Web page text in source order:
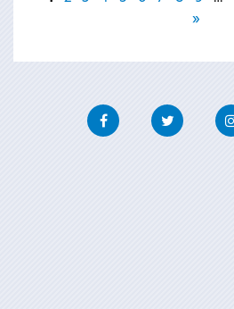
»
FacebookTwitter